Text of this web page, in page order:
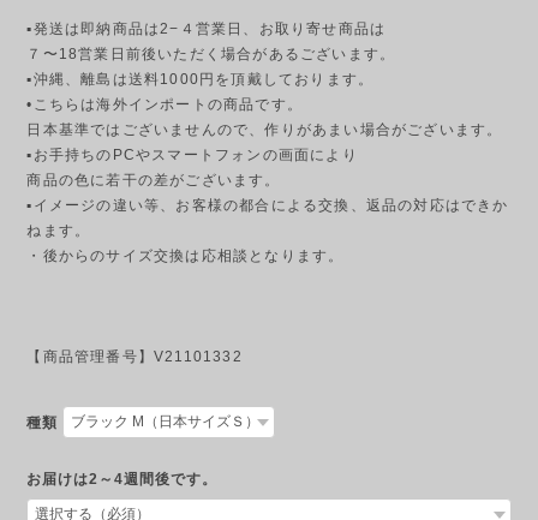
▪発送は即納商品は2−４営業日、お取り寄せ商品は
７〜18営業日前後いただく場合があるございます。
▪︎沖縄、離島は送料1000円を頂戴しております。
•こちらは海外インポートの商品です。
日本基準ではございませんので、作りがあまい場合がございます。
▪︎お手持ちのPCやスマートフォンの画面により
商品の色に若干の差がございます。
▪︎イメージの違い等、お客様の都合による交換、返品の対応はできか
ねます。
・後からのサイズ交換は応相談となります。
【商品管理番号】V21101332
種類
お届けは2～4週間後です。